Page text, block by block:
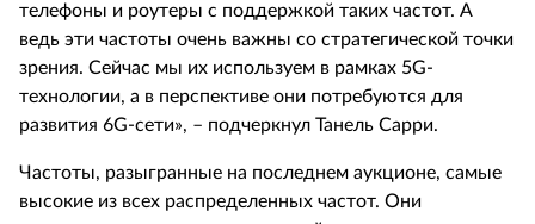
телефоны и роутеры с поддержкой таких частот. А
ведь эти частоты очень важны со стратегической точки
зрения. Сейчас мы их используем в рамках 5G-
технологии, а в перспективе они потребуются для
развития 6G-сети», – подчеркнул Танель Сарри.
Частоты, разыгранные на последнем аукционе, самые
высокие из всех распределенных частот. Они